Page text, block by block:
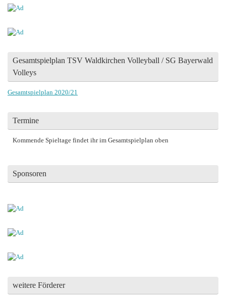
Gesamtspielplan TSV Waldkirchen Volleyball / SG Bayerwald
Volleys
Gesamtspielplan 2020/21
Termine
Kommende Spieltage findet ihr im Gesamtspielplan oben
Sponsoren
weitere Förderer